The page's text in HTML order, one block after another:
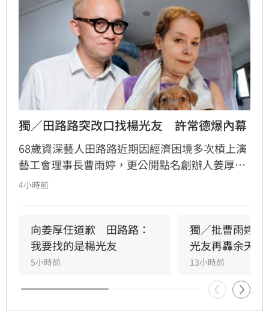
獨／田路路突改口找楊光友　許常德爆內幕
68歲資深藝人田路路近期因經濟困境多次槓上演
藝工會理事長曹雨婷，更公開點名創辦人姜厚任
出面，事後卻發文坦言搞錯對象，真正想找的是
德出面緩頰，建議田路路應先安頓好生活，並提
議透過口述歷史記錄資深藝人的故事。許常德同
時批評現任理事長曹雨婷不應神隱，呼籲工會應
展現具體作為照顧資深藝人，而非僅提供勞健保
功能。整起事件引發關注，田路路則強調目前先
處理身體狀況，後續發展仍待觀察。
4小時前
向姜厚任道歉　田路路：
我要找的是楊光友
5小時前
獨／批曹雨婷
光友再轟余天工
13小時前